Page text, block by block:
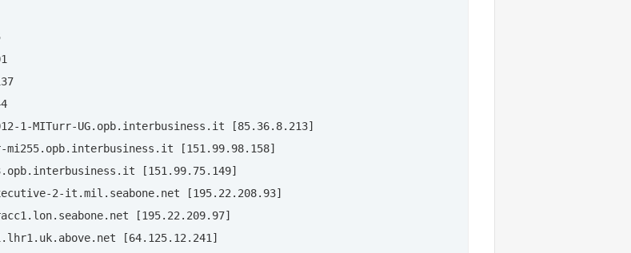
1-MITurr-UG.opb.interbusiness.it [85.36.8.213]
[151.99.98.158]
[151.99.75.149]
2-it.mil.seabone.net [195.22.208.93]
[195.22.209.97]
[64.125.12.241]